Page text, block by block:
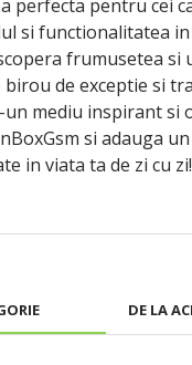
DE LA
perfecta pentru cei
si functionalitatea in
frumusetea si
birou de exceptie si
mediu inspirant si
si adauga
in viata ta de zi cu zi!